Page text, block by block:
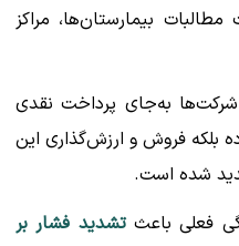
بیمارستان‌ها، مراکز
شرکت‌ها به‌جای پرداخت نقدی
بلکه فروش و ارزش‌گذاری این
شده است.
فعلی باعثتشدید فشار بر